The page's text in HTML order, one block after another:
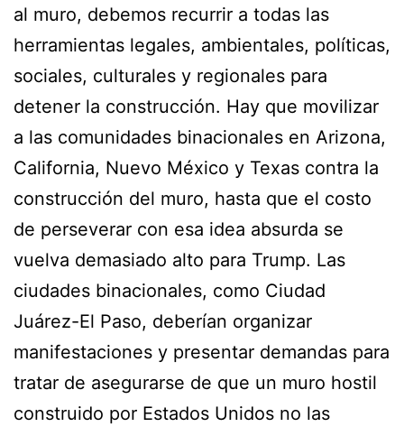
al muro, debemos recurrir a todas las
herramientas legales, ambientales, políticas,
sociales, culturales y regionales para
detener la construcción. Hay que movilizar
a las comunidades binacionales en Arizona,
California, Nuevo México y Texas contra la
construcción del muro, hasta que el costo
de perseverar con esa idea absurda se
vuelva demasiado alto para Trump. Las
ciudades binacionales, como Ciudad
Juárez-El Paso, deberían organizar
manifestaciones y presentar demandas para
tratar de asegurarse de que un muro hostil
construido por Estados Unidos no las